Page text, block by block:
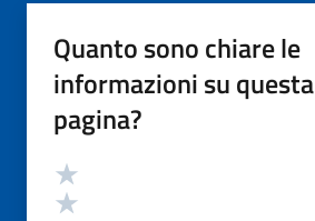
Quanto sono chiare le
informazioni su questa
pagina?
Valutazione